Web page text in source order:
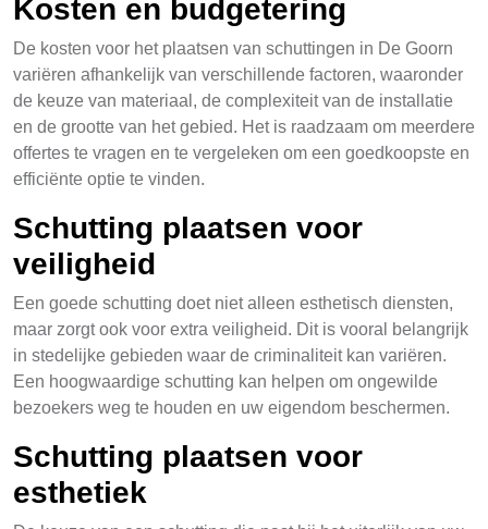
Kosten en budgetering
De kosten voor het plaatsen van schuttingen in De Goorn
variëren afhankelijk van verschillende factoren, waaronder
de keuze van materiaal, de complexiteit van de installatie
en de grootte van het gebied. Het is raadzaam om meerdere
offertes te vragen en te vergeleken om een goedkoopste en
efficiënte optie te vinden.
Schutting plaatsen voor
veiligheid
Een goede schutting doet niet alleen esthetisch diensten,
maar zorgt ook voor extra veiligheid. Dit is vooral belangrijk
in stedelijke gebieden waar de criminaliteit kan variëren.
Een hoogwaardige schutting kan helpen om ongewilde
bezoekers weg te houden en uw eigendom beschermen.
Schutting plaatsen voor
esthetiek